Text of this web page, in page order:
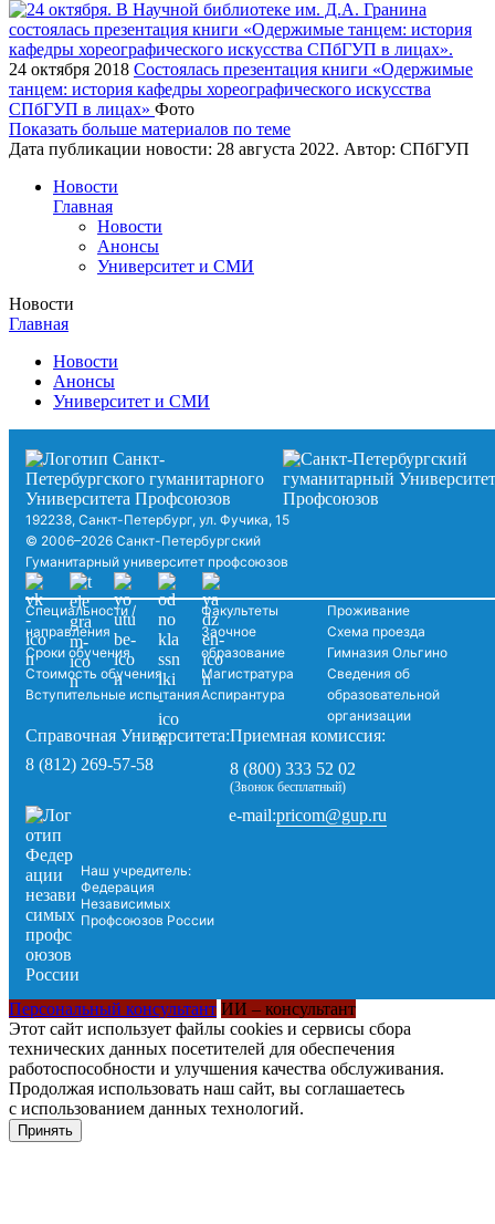
24 октября 2018 Состоялась презентация книги «Одержимые
танцем: история кафедры хореографического искусства
СПбГУП в лицах» Фото
Показать больше материалов по теме
Дата публикации новости: 28 августа 2022. Автор: СПбГУП
Новости
Главная
Новости
Анонсы
Университет и СМИ
Новости
Главная
Новости
Анонсы
Университет и СМИ
192238, Санкт-Петербург, ул. Фучика, 15
© 2006–2026 Санкт-Петербургский
Гуманитарный университет профсоюзов
Специальности /
направления
Сроки обучения
Стоимость обучения
Вступительные испытания
Факультеты
Заочное
образование
Магистратура
Аспирантура
Проживание
Схема проезда
Гимназия Ольгино
Сведения об
образовательной
организации
Справочная Университета:
8 (812) 269-57-58
Приемная комиссия:
8 (800) 333 52 02
(Звонок бесплатный)
Наш учредитель:
Федерация
Независимых
Профсоюзов России
e-mail:pricom@gup.ru
Персональный консультант ИИ – консультант
Этот сайт использует файлы cookies и сервисы сбора
технических данных посетителей для обеспечения
работоспособности и улучшения качества обслуживания.
Продолжая использовать наш сайт, вы соглашаетесь
с использованием данных технологий.
Принять